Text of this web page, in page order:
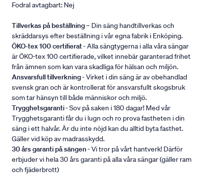
Fodral avtagbart: Nej
Tillverkas på beställning– Din säng handtillverkas och
skräddarsys efter beställning i vår egna fabrik i Enköping.
ÖKO-tex 100 certifierat- Alla sängtygerna i alla våra sängar
är ÖKO-tex 100 certifierade, vilket innebär garanterad frihet
från ämnen som kan vara skadliga för hälsan och miljön.
Ansvarsfull tillverkning- Virket i din säng är av obehandlad
svensk gran och är kontrollerat för ansvarsfullt skogsbruk
som tar hänsyn till både människor och miljö.
Trygghetsgaranti- Sov på saken i 180 dagar! Med vår
Trygghetsgaranti får du i lugn och ro prova fastheten i din
säng i ett halvår. Är du inte nöjd kan du alltid byta fasthet.
Gäller vid köp av madrasskydd.
30 års garanti på sängen- Vi tror på vårt hantverk! Därför
erbjuder vi hela 30 års garanti på alla våra sängar (gäller ram
och fjäderbrott)